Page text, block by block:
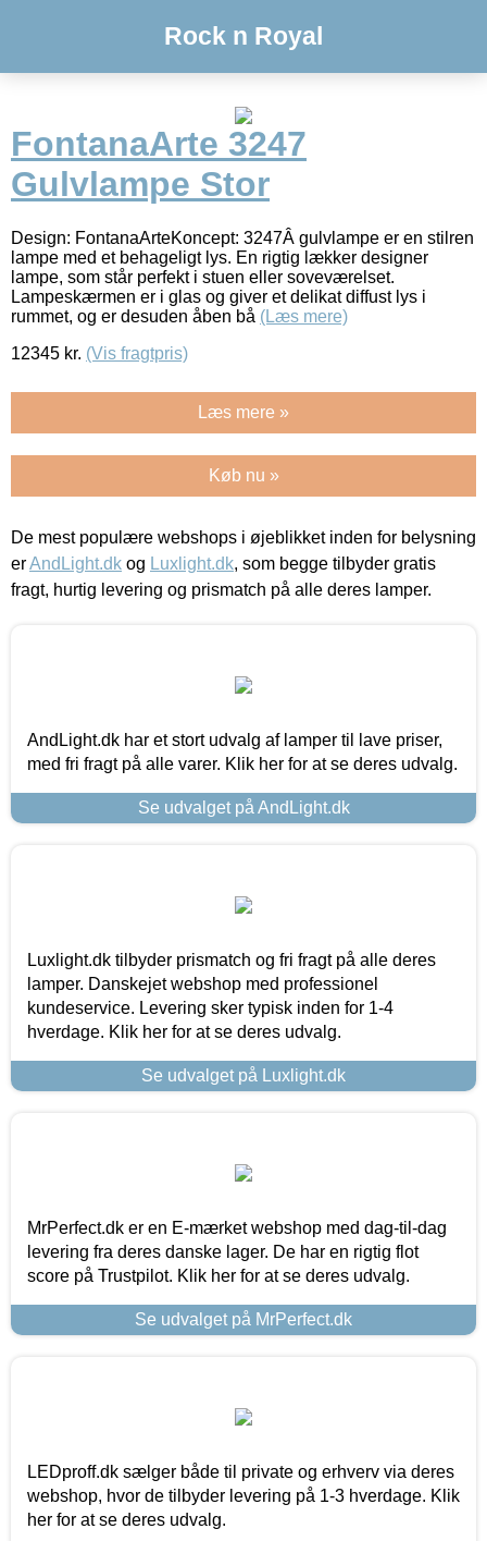
Rock n Royal
FontanaArte 3247
Gulvlampe Stor
Design: FontanaArteKoncept: 3247Â gulvlampe er en stilren
lampe med et behageligt lys. En rigtig lækker designer
lampe, som står perfekt i stuen eller soveværelset.
Lampeskærmen er i glas og giver et delikat diffust lys i
rummet, og er desuden åben bå (Læs mere)
12345 kr. (Vis fragtpris)
Læs mere »
Køb nu »
De mest populære webshops i øjeblikket inden for belysning
erAndLight.dk og Luxlight.dk, som begge tilbyder gratis
fragt, hurtig levering og prismatch på alle deres lamper.
AndLight.dk har et stort udvalg af lamper til lave priser,
med fri fragt på alle varer. Klik her for at se deres udvalg.
Se udvalget på AndLight.dk
Luxlight.dk tilbyder prismatch og fri fragt på alle deres
lamper. Danskejet webshop med professionel
kundeservice. Levering sker typisk inden for 1-4
hverdage. Klik her for at se deres udvalg.
Se udvalget på Luxlight.dk
MrPerfect.dk er en E-mærket webshop med dag-til-dag
levering fra deres danske lager. De har en rigtig flot
score på Trustpilot. Klik her for at se deres udvalg.
Se udvalget på MrPerfect.dk
LEDproff.dk sælger både til private og erhverv via deres
webshop, hvor de tilbyder levering på 1-3 hverdage. Klik
her for at se deres udvalg.